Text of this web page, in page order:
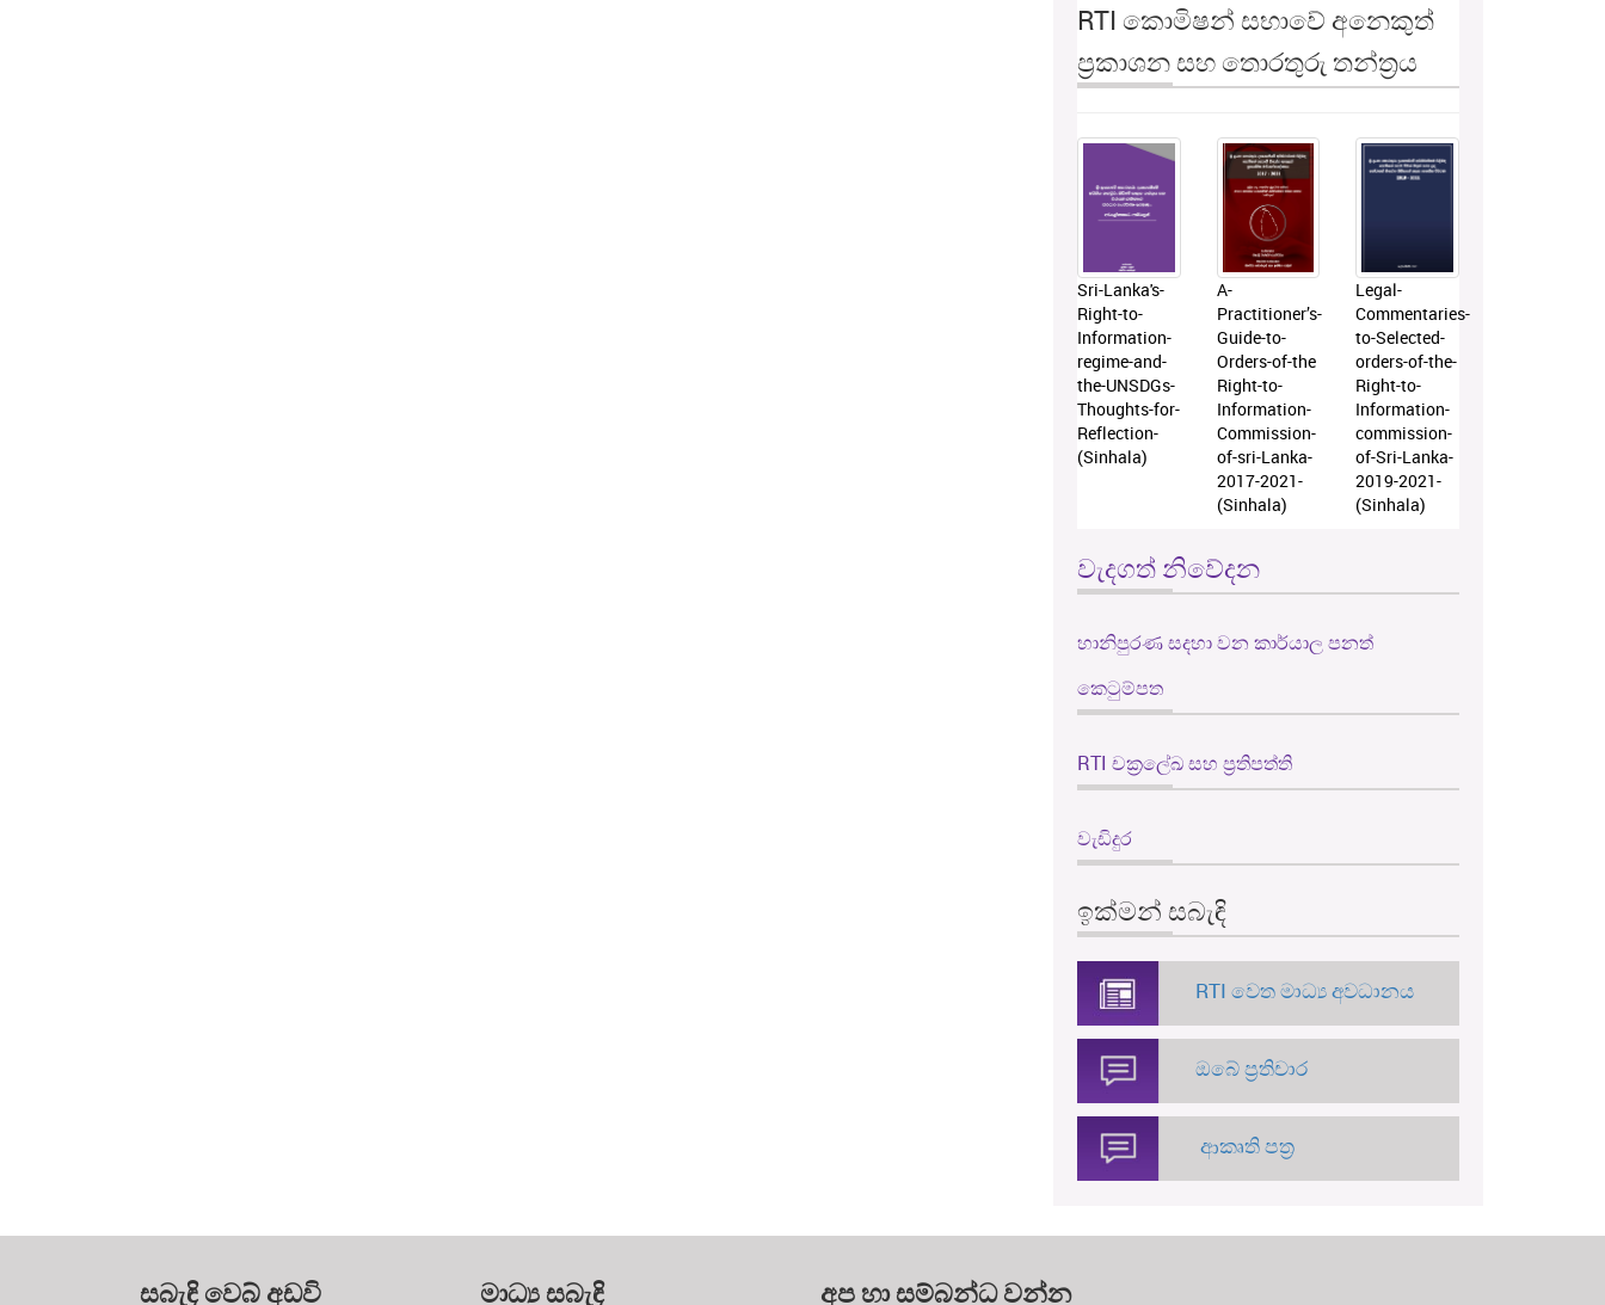
RTI කොමිෂන් සභාවේ අනෙකුත්
ප්‍රකාශන සහ තොරතුරු තන්ත්‍රය
Sri-Lanka's-
Right-to-
Information-
regime-and-
the-UNSDGs-
Thoughts-for-
Reflection-
(Sinhala)
A-
Practitioner’s-
Guide-to-
Orders-of-the
Right-to-
Information-
Commission-
of-sri-Lanka-
2017-2021-
(Sinhala)
Legal-
Commentaries-
to-Selected-
orders-of-the-
Right-to-
Information-
commission-
of-Sri-Lanka-
2019-2021-
(Sinhala)
වැදගත් නිවේදන
හානිපුරණ සදහා වන කාර්යාල පනත්
කෙටුම්පත
RTI චක්‍රලේඛ සහ ප්‍රතිපත්ති
වැඩිදුර
ඉක්මන් සබැඳි
RTI වෙත මාධ්‍ය අවධානය
ඔබේ ප්‍රතිචාර
ආකෘති පත්‍ර
සබැඳි වෙබ් අඩවි මාධ්‍ය සබැඳි අප හා සම්බන්ධ වන්න